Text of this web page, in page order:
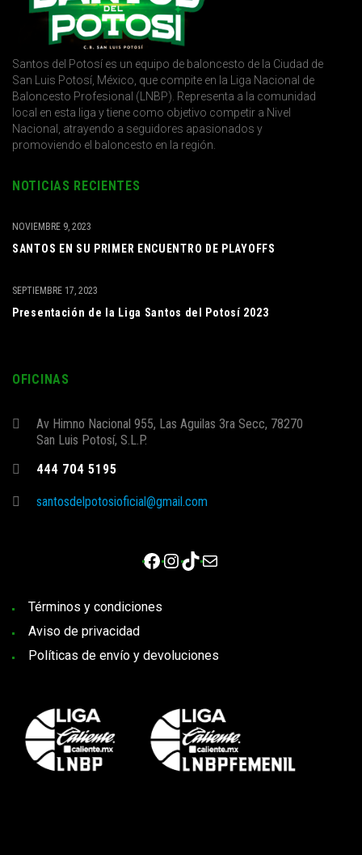
Santos del Potosí es un equipo de baloncesto de la Ciudad de
San Luis Potosí, México, que compite en la Liga Nacional de
Baloncesto Profesional (LNBP). Representa a la comunidad
local en esta liga y tiene como objetivo competir a Nivel
Nacional, atrayendo a seguidores apasionados y
promoviendo el baloncesto en la región.
NOTICIAS RECIENTES
SANTOS EN SU PRIMER ENCUENTRO DE PLAYOFFS
NOVIEMBRE 9, 2023
Presentación de la Liga Santos del Potosí 2023
SEPTIEMBRE 17, 2023
OFICINAS
Av Himno Nacional 955, Las Aguilas 3ra Secc, 78270
San Luis Potosí, S.L.P.
444 704 5195
santosdelpotosioficial@gmail.com
Facebook
Instagram
TikTok
Correo electrónico
Términos y condiciones
Aviso de privacidad
Políticas de envío y devoluciones